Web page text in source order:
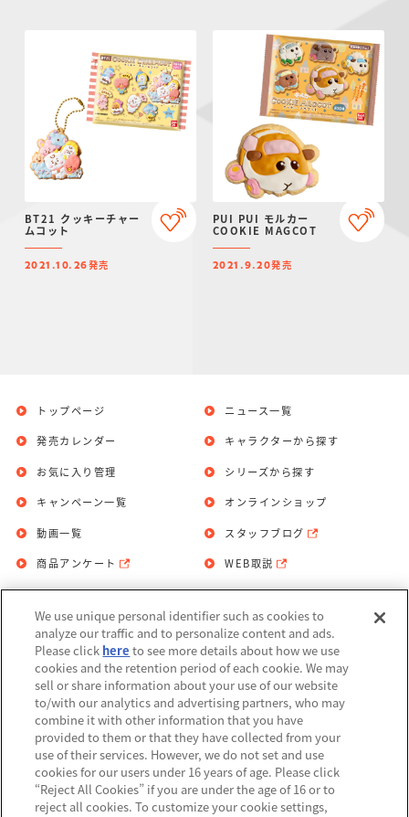
BT21 クッキーチャー
ムコット
2021.10.26発売
PUI PUI モルカー
COOKIE MAGCOT
2021.9.20発売
トップページ
発売カレンダー
お気に入り管理
ニュース一覧
キャラクターから探す
シリーズから探す
キャンペーン一覧
動画一覧
商品アンケート
オンラインショップ
スタッフブログ
WEB取説
お問い合わせ 個人情報保護方針
利用規約
Do Not Sell or Share My Personal
Information
アレルギー情報
We use unique personal identifier such as cookies to
analyze our traffic and to personalize content and ads.
Please click here to see more details about how we use
cookies and the retention period of each cookie. We may
sell or share information about your use of our website
to/with our analytics and advertising partners, who may
combine it with other information that you have
provided to them or that they have collected from your
use of their services. However, we do not set and use
cookies for our users under 16 years of age. Please click
“Reject All Cookies” if you are under the age of 16 or to
reject all cookies. To customize your cookie settings,